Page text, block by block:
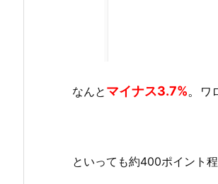
なんと マイナス3.7%。 ワ
といっても約400ポイント